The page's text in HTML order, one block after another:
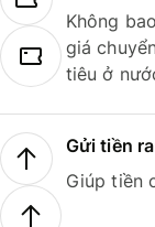
Không
giá
tiêu ở
Gửi tiền
Giúp tiền